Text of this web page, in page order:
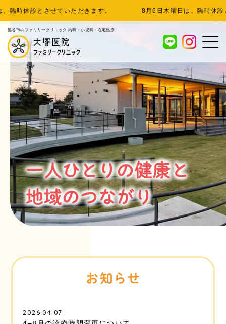
させていただきます。 8月6日木曜日は、臨時休診とさせてい
熊谷市のファミリークリニック 内科・小児科・在宅医療
令和時代の
新たなかかりつけ医を
目指して
お知らせ
2026.04.07